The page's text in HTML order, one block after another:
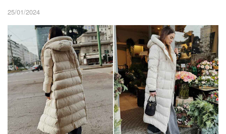
25/01/2024